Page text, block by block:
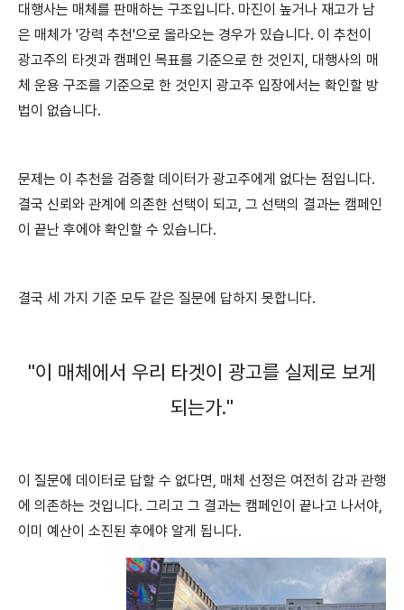
대행사는 매체를 판매하는 구조입니다. 마진이 높거나 재고가 남
은 매체가 '강력 추천'으로 올라오는 경우가 있습니다. 이 추천이
광고주의 타겟과 캠페인 목표를 기준으로 한 것인지, 대행사의 매
체 운용 구조를 기준으로 한 것인지 광고주 입장에서는 확인할 방
법이 없습니다.
문제는 이 추천을 검증할 데이터가 광고주에게 없다는 점입니다.
결국 신뢰와 관계에 의존한 선택이 되고, 그 선택의 결과는 캠페인
이 끝난 후에야 확인할 수 있습니다.
결국 세 가지 기준 모두 같은 질문에 답하지 못합니다.
"이 매체에서 우리 타겟이 광고를 실제로 보게
되는가."
이 질문에 데이터로 답할 수 없다면, 매체 선정은 여전히 감과 관행
에 의존하는 것입니다. 그리고 그 결과는 캠페인이 끝나고 나서야,
이미 예산이 소진된 후에야 알게 됩니다.